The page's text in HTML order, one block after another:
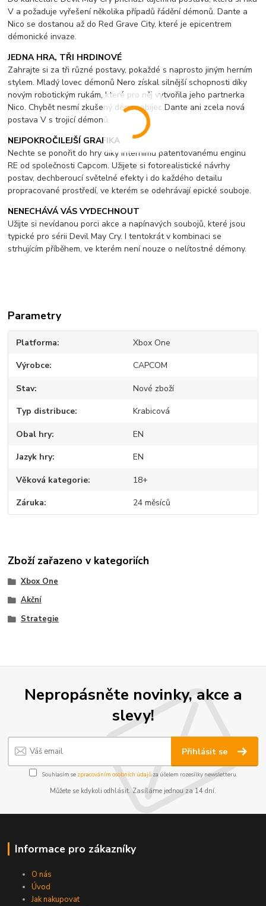
V a požaduje vyřešení několika případů řádění démonů. Dante a
Nico se dostanou až do Red Grave City, které je epicentrem
démonické invaze.
JEDNA HRA, TŘI HRDINOVÉ
Zahrajte si za tři různé postavy, pokaždé s naprosto jiným herním
stylem. Mladý lovec démonů Nero získal silnější schopnosti díky
novým robotickým rukám, které pro něj vytvořila jeho partnerka
Nico. Chybět nesmí zkušený démonobijec Dante ani zcela nová
postava V s trojicí démonů.
NEJPOKROČILEJŠÍ GRAFIKA
Nechte se ponořit do hry díky internímu patentovanému enginu
RE od společnosti Capcom. Užijete si fotorealistické návrhy
postav, dechberoucí světelné efekty i do každého detailu
propracované prostředí, ve kterém se odehrávají epické souboje.
NENECHÁVÁ VÁS VYDECHNOUT
Užijte si nevídanou porci akce a napínavých soubojů, které jsou
typické pro sérii Devil May Cry. I tentokrát v kombinaci se
strhujícím příběhem, ve kterém není nouze o nelítostné démony.
Parametry
Platforma Xbox One
Výrobce CAPCOM
Stav Nové zboží
Typ distribuce Krabicová
Obal hry EN
Jazyk hry EN
Věková kategorie 18+
Záruka 24 měsíců
Zboží zařazeno v kategoriích
Xbox One
Akční
Strategie
Nepropásněte novinky, akce a
slevy!
Přihlásit se
Souhlasím se zpracováním osobních údajůza účelem rozesílky newsletteru.
Můžete se kdykoli odhlásit. Zasíláme jednou za 14 dní.
Informace pro zákazníky
O nás
Úvod
Jak nakupovat